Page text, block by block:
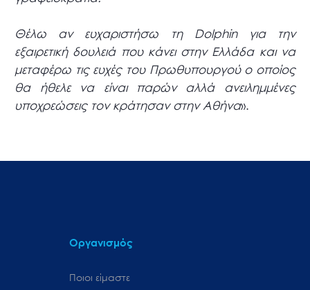
Θέλω αν ευχαριστήσω τη Dolphin για την
εξαιρετική δουλειά που κάνει στην Ελλάδα και να
μεταφέρω τις ευχές του Πρωθυπουργού ο οποίος
θα ήθελε να είναι παρών αλλά ανειλημμένες
υποχρεώσεις τον κράτησαν στην Αθήνα».
Οργανισμός
Ποιοι είμαστε